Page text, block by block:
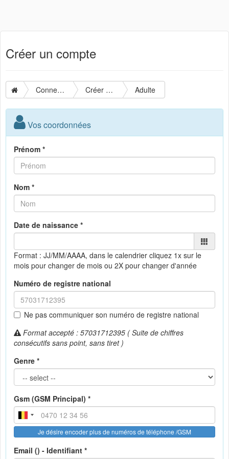
Créer un compte
Connexion Créer un compte Adulte
Vos coordonnées
Prénom *
Nom *
Date de naissance *
Format : JJ/MM/AAAA, dans le calendrier cliquez 1x sur le
mois pour changer de mois ou 2X pour changer d'année
Numéro de registre national
Ne pas communiquer son numéro de registre national
Format accepté : 57031712395 ( Suite de chiffres
consécutifs sans point, sans tiret )
Genre *
Gsm (GSM Principal) *
Je désire encoder plus de numéros de téléphone /GSM
Email () - Identifiant *